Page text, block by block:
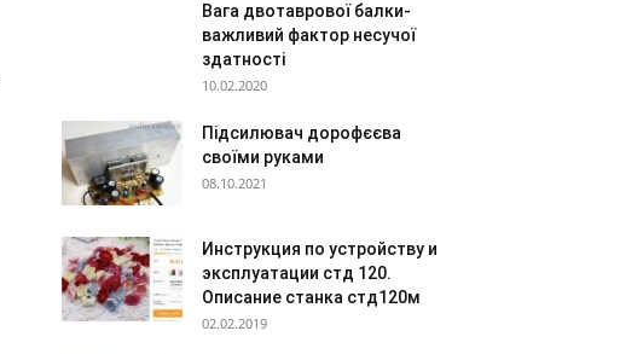
Вага двотаврової балки-
важливий фактор несучої
здатності
10.02.2020
Підсилювач дорофєєва
своїми руками
08.10.2021
Инструкция по устройству и
эксплуатации стд 120.
Описание станка стд120м
02.02.2019